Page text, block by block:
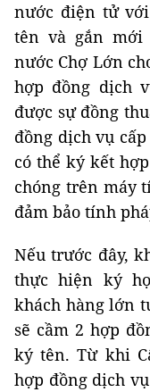
nước điện tử
tên và gắn mới
nước Chợ Lớn
hợp đồng dịch
được sự đồng
đồng dịch vụ
có thể ký kết
chóng trên máy
đảm bảo tính
Nếu trước đây,
thực hiện ký
khách hàng lớn
sẽ cầm 2 hợp
ký tên. Từ khi
hợp đồng dịch